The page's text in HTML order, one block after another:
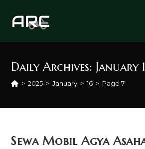
Daily Archives: January
> 2025 > January > 16 > Page 7
Sewa Mobil Agya